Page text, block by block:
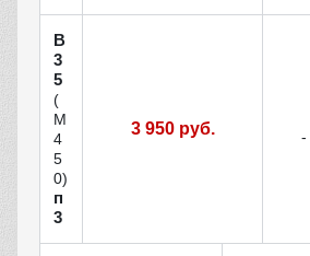
В
3
5
(
М
4
5
0)
п
3
3 950 руб.